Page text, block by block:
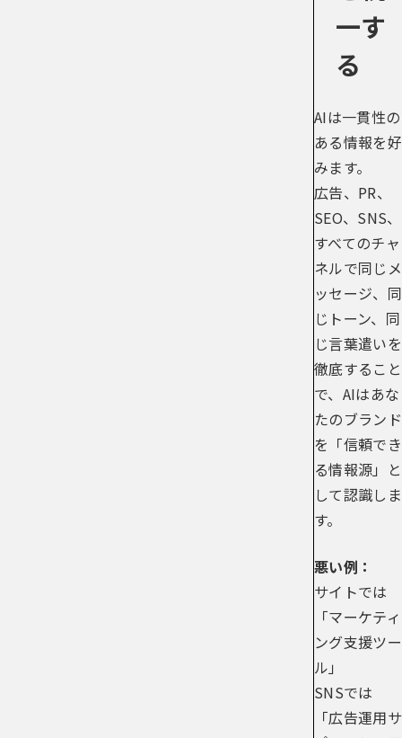
一す
る
AIは一貫性の
ある情報を好
みます。
広告、PR、
SEO、SNS、
すべてのチャ
ネルで同じメ
ッセージ、同
じトーン、同
じ言葉遣いを
徹底すること
で、AIはあな
たのブランド
を「信頼でき
る情報源」と
して認識しま
す。
悪い例：
サイトでは
「マーケティ
ング支援ツー
ル」
SNSでは
「広告運用サ